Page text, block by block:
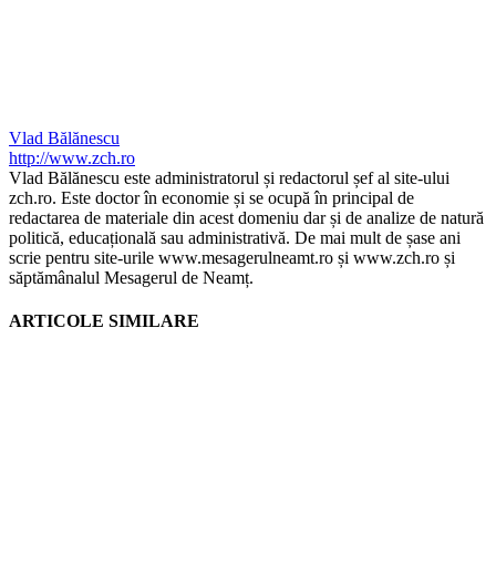
Vlad Bălănescu
http://www.zch.ro
Vlad Bălănescu este administratorul și redactorul șef al site-ului
zch.ro. Este doctor în economie și se ocupă în principal de
redactarea de materiale din acest domeniu dar și de analize de natură
politică, educațională sau administrativă. De mai mult de șase ani
scrie pentru site-urile www.mesagerulneamt.ro și www.zch.ro și
săptămânalul Mesagerul de Neamț.
ARTICOLE SIMILARE